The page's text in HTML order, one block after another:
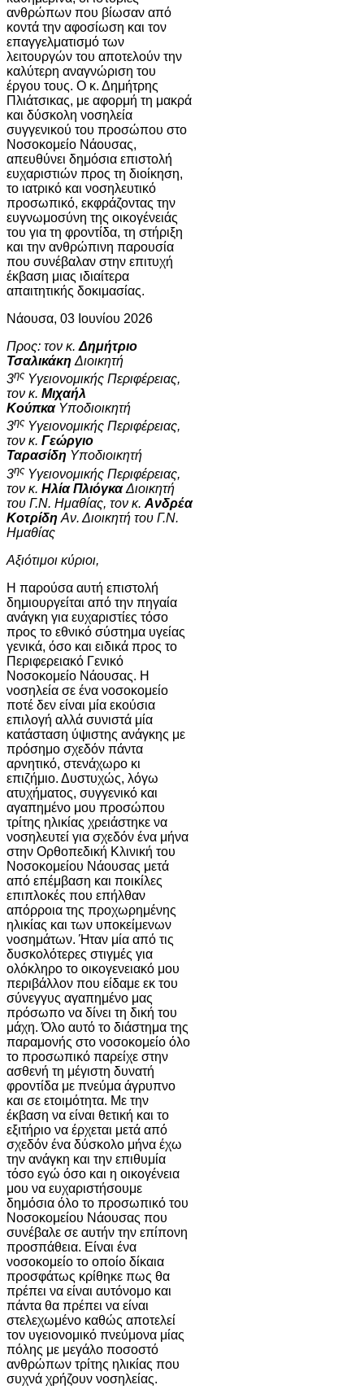
ανθρώπων που βίωσαν από
κοντά την αφοσίωση και τον
επαγγελματισμό των
λειτουργών του αποτελούν την
καλύτερη αναγνώριση του
έργου τους. Ο κ. Δημήτρης
Πλιάτσικας, με αφορμή τη μακρά
και δύσκολη νοσηλεία
συγγενικού του προσώπου στο
Νοσοκομείο Νάουσας,
απευθύνει δημόσια επιστολή
ευχαριστιών προς τη διοίκηση,
το ιατρικό και νοσηλευτικό
προσωπικό, εκφράζοντας την
ευγνωμοσύνη της οικογένειάς
του για τη φροντίδα, τη στήριξη
και την ανθρώπινη παρουσία
που συνέβαλαν στην επιτυχή
έκβαση μιας ιδιαίτερα
απαιτητικής δοκιμασίας.
Νάουσα, 03 Ιουνίου 2026
Προς: τον κ. Δημήτριο
Τσαλικάκη Διοικητή
3ης Υγειονομικής Περιφέρειας,
τον κ. Μιχαήλ
ΚούπκαΥποδιοικητή
3ης Υγειονομικής Περιφέρειας,
τον κ. Γεώργιο
Ταρασίδη Υποδιοικητή
3ης Υγειονομικής Περιφέρειας,
τον κ. Ηλία ΠλιόγκαΔιοικητή
του Γ.Ν. Ημαθίας, τον κ. Ανδρέα
Κοτρίδη Αν. Διοικητή του Γ.Ν.
Ημαθίας
Αξιότιμοι κύριοι,
Η παρούσα αυτή επιστολή
δημιουργείται από την πηγαία
ανάγκη για ευχαριστίες τόσο
προς το εθνικό σύστημα υγείας
γενικά, όσο και ειδικά προς το
Περιφερειακό Γενικό
Νοσοκομείο Νάουσας. Η
νοσηλεία σε ένα νοσοκομείο
ποτέ δεν είναι μία εκούσια
επιλογή αλλά συνιστά μία
κατάσταση ύψιστης ανάγκης με
πρόσημο σχεδόν πάντα
αρνητικό, στενάχωρο κι
επιζήμιο. Δυστυχώς, λόγω
ατυχήματος, συγγενικό και
αγαπημένο μου προσώπου
τρίτης ηλικίας χρειάστηκε να
νοσηλευτεί για σχεδόν ένα μήνα
στην Ορθοπεδική Κλινική του
Νοσοκομείου Νάουσας μετά
από επέμβαση και ποικίλες
επιπλοκές που επήλθαν
απόρροια της προχωρημένης
ηλικίας και των υποκείμενων
νοσημάτων. Ήταν μία από τις
δυσκολότερες στιγμές για
ολόκληρο το οικογενειακό μου
περιβάλλον που είδαμε εκ του
σύνεγγυς αγαπημένο μας
πρόσωπο να δίνει τη δική του
μάχη. Όλο αυτό το διάστημα της
παραμονής στο νοσοκομείο όλο
το προσωπικό παρείχε στην
ασθενή τη μέγιστη δυνατή
φροντίδα με πνεύμα άγρυπνο
και σε ετοιμότητα. Με την
έκβαση να είναι θετική και το
εξιτήριο να έρχεται μετά από
σχεδόν ένα δύσκολο μήνα έχω
την ανάγκη και την επιθυμία
τόσο εγώ όσο και η οικογένεια
μου να ευχαριστήσουμε
δημόσια όλο το προσωπικό του
Νοσοκομείου Νάουσας που
συνέβαλε σε αυτήν την επίπονη
προσπάθεια. Είναι ένα
νοσοκομείο το οποίο δίκαια
προσφάτως κρίθηκε πως θα
πρέπει να είναι αυτόνομο και
πάντα θα πρέπει να είναι
στελεχωμένο καθώς αποτελεί
τον υγειονομικό πνεύμονα μίας
πόλης με μεγάλο ποσοστό
ανθρώπων τρίτης ηλικίας που
συχνά χρήζουν νοσηλείας.